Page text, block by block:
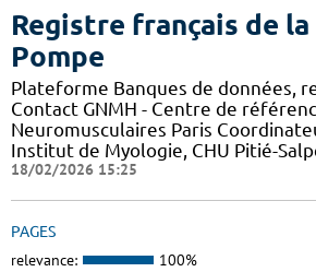
Registre français de
Pompe
Plateforme Banques de données,
Contact GNMH - Centre de
Neuromusculaires Paris
Institut de Myologie, CHU Pitié-
18/02/2026 15:25
PAGES
relevance: 100%